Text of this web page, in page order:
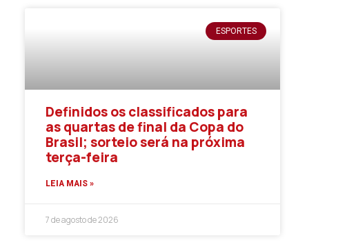
ESPORTES
Definidos os classificados para
as quartas de final da Copa do
Brasil; sorteio será na próxima
terça-feira
LEIA MAIS »
7 de agosto de 2026